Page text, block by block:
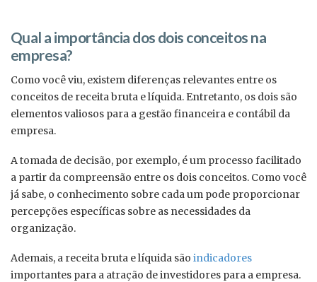
Qual a importância dos dois conceitos na
empresa?
Como você viu, existem diferenças relevantes entre os
conceitos de receita bruta e líquida. Entretanto, os dois são
elementos valiosos para a gestão financeira e contábil da
empresa.
A tomada de decisão, por exemplo, é um processo facilitado
a partir da compreensão entre os dois conceitos. Como você
já sabe, o conhecimento sobre cada um pode proporcionar
percepções específicas sobre as necessidades da
organização.
Ademais, a receita bruta e líquida são indicadores
importantes para a atração de investidores para a empresa.